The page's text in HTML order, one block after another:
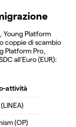
Young Platform
coppie di scambio
Platform Pro,
all’Euro (EUR):
attività
(OP)